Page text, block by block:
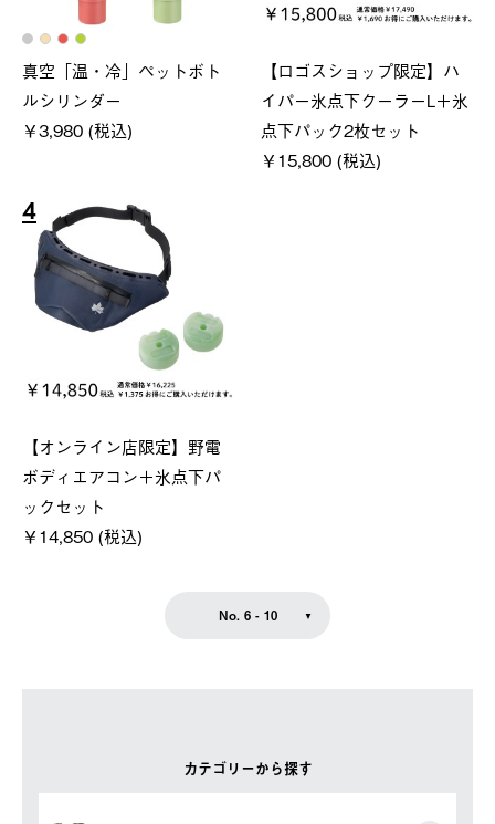
カテゴリーから探す
真空「温・冷」ペットボト
ルシリンダー
￥3,980 (税込)
【ロゴスショップ限定】ハ
イパー氷点下クーラーL＋氷
点下パック2枚セット
￥15,800 (税込)
4
【オンライン店限定】野電
ボディエアコン＋氷点下パ
ックセット
￥14,850 (税込)
No. 6 - 10